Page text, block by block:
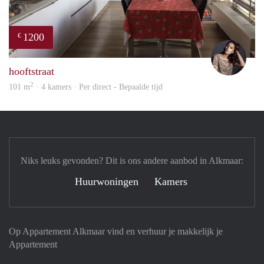
€ 1200
hooftstraat
101 m2 · 4 kamers · Per direct - Bepaalde tijd
Op Appartement Alkmaar vind en verhuur je makkelijk je
Appartement
Niks leuks gevonden? Dit is ons andere aanbod in Alkmaar:
Huurwoningen Kamers